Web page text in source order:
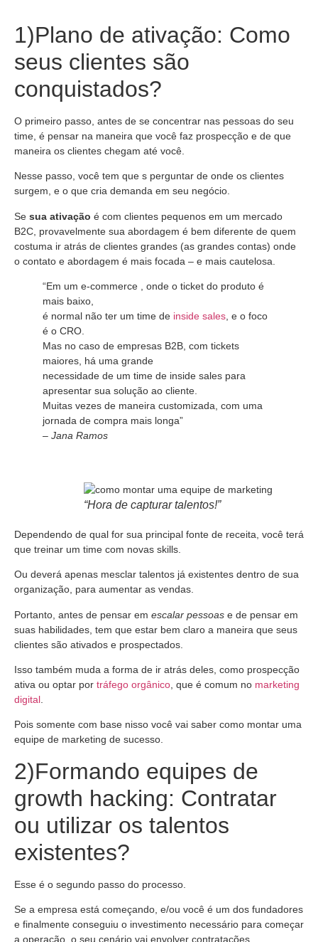
1)Plano de ativação: Como
seus clientes são
conquistados?
O primeiro passo, antes de se concentrar nas pessoas do seu
time, é pensar na maneira que você faz prospecção e de que
maneira os clientes chegam até você.
Nesse passo, você tem que s perguntar de onde os clientes
surgem, e o que cria demanda em seu negócio.
Se sua ativação é com clientes pequenos em um mercado
B2C, provavelmente sua abordagem é bem diferente de quem
costuma ir atrás de clientes grandes (as grandes contas) onde
o contato e abordagem é mais focada – e mais cautelosa.
“Em um e-commerce , onde o ticket do produto é
mais baixo,
é normal não ter um time de inside sales , e o foco
é o CRO.
Mas no caso de empresas B2B, com tickets
maiores, há uma grande
necessidade de um time de inside sales para
apresentar sua solução ao cliente.
Muitas vezes de maneira customizada, com uma
jornada de compra mais longa”
– Jana Ramos
“Hora de capturar talentos!”
Dependendo de qual for sua principal fonte de receita, você terá
que treinar um time com novas skills.
Ou deverá apenas mesclar talentos já existentes dentro de sua
organização, para aumentar as vendas.
Portanto, antes de pensar em escalar pessoas e de pensar em
suas habilidades, tem que estar bem claro a maneira que seus
clientes são ativados e prospectados.
Isso também muda a forma de ir atrás deles, como prospecção
ativa ou optar por tráfego orgânico , que é comum no marketing
digital
Pois somente com base nisso você vai saber como montar uma
equipe de marketing de sucesso.
2)Formando equipes de
growth hacking: Contratar
ou utilizar os talentos
existentes?
Esse é o segundo passo do processo.
Se a empresa está começando, e/ou você é um dos fundadores
e finalmente conseguiu o investimento necessário para começar
a operação, o seu cenário vai envolver contratações.